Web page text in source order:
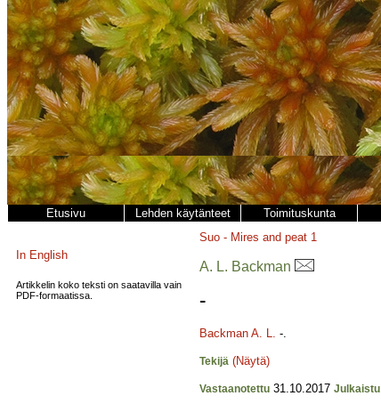
Etusivu Lehden käytänteet Toimituskunta
In English
Artikkelin koko teksti on saatavilla vain
PDF-formaatissa.
Suo - Mires and peat 1
A. L. Backman
-
Backman A. L. -.
Tekijä (Näytä)
Vastaanotettu 31.10.2017 Julkaistu